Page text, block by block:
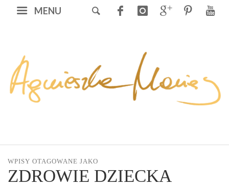
MENU
WPISY OTAGOWANE JAKO
ZDROWIE DZIECKA